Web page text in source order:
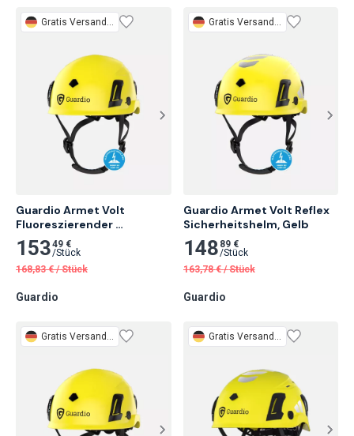
Gratis Versand 3 Tage
Guardio Armet Volt
Fluoreszierender
Schutzhelm, Gelb
15349 €
/Stück
168,83 € /Stück
Guardio
Gratis Versand 3 Tage
Guardio Armet Volt Reflex
Sicherheitshelm, Gelb
148 89 €
/Stück
163,78 € /Stück
Guardio
Gratis Versand 3 Tage Gratis Versand 3 Tage